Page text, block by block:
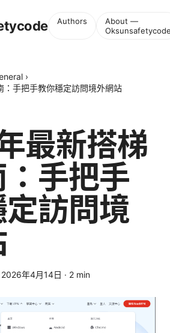
Authors
About —
›
手把手教你穩定訪問境外網站
最新搭梯
手把手
訪問境
2026年4月14日 · 2 min